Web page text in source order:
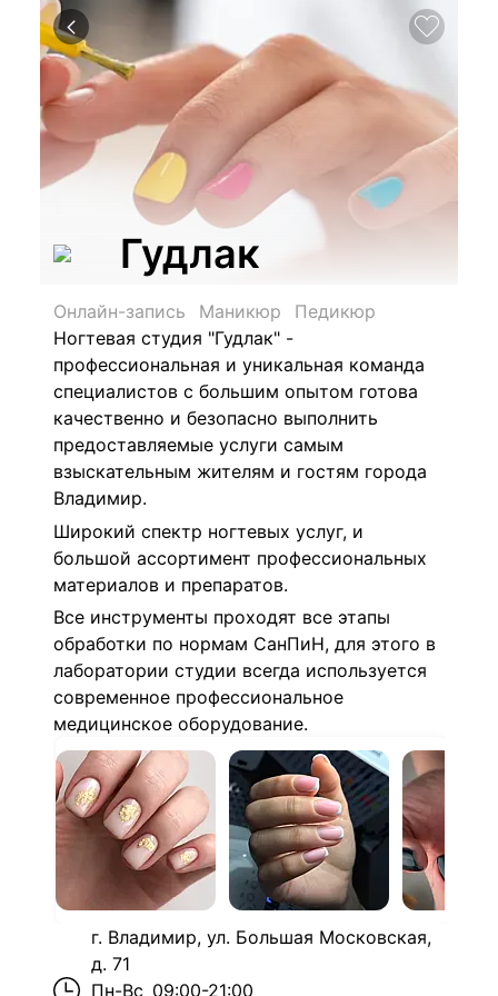
Гудлак
Онлайн-запись Маникюр
Педикюр
Ногтевая студия "Гудлак" -
профессиональная и уникальная команда
специалистов с большим опытом готова
качественно и безопасно выполнить
предоставляемые услуги самым
взыскательным жителям и гостям города
Владимир.
Широкий спектр ногтевых услуг, и
большой ассортимент профессиональных
материалов и препаратов.
Все инструменты проходят все этапы
обработки по нормам СанПиН, для этого в
лаборатории студии всегда используется
современное профессиональное
медицинское оборудование.
г. Владимир, ул. Большая Московская,
д. 71
Пн-Вс 09:00-21:00